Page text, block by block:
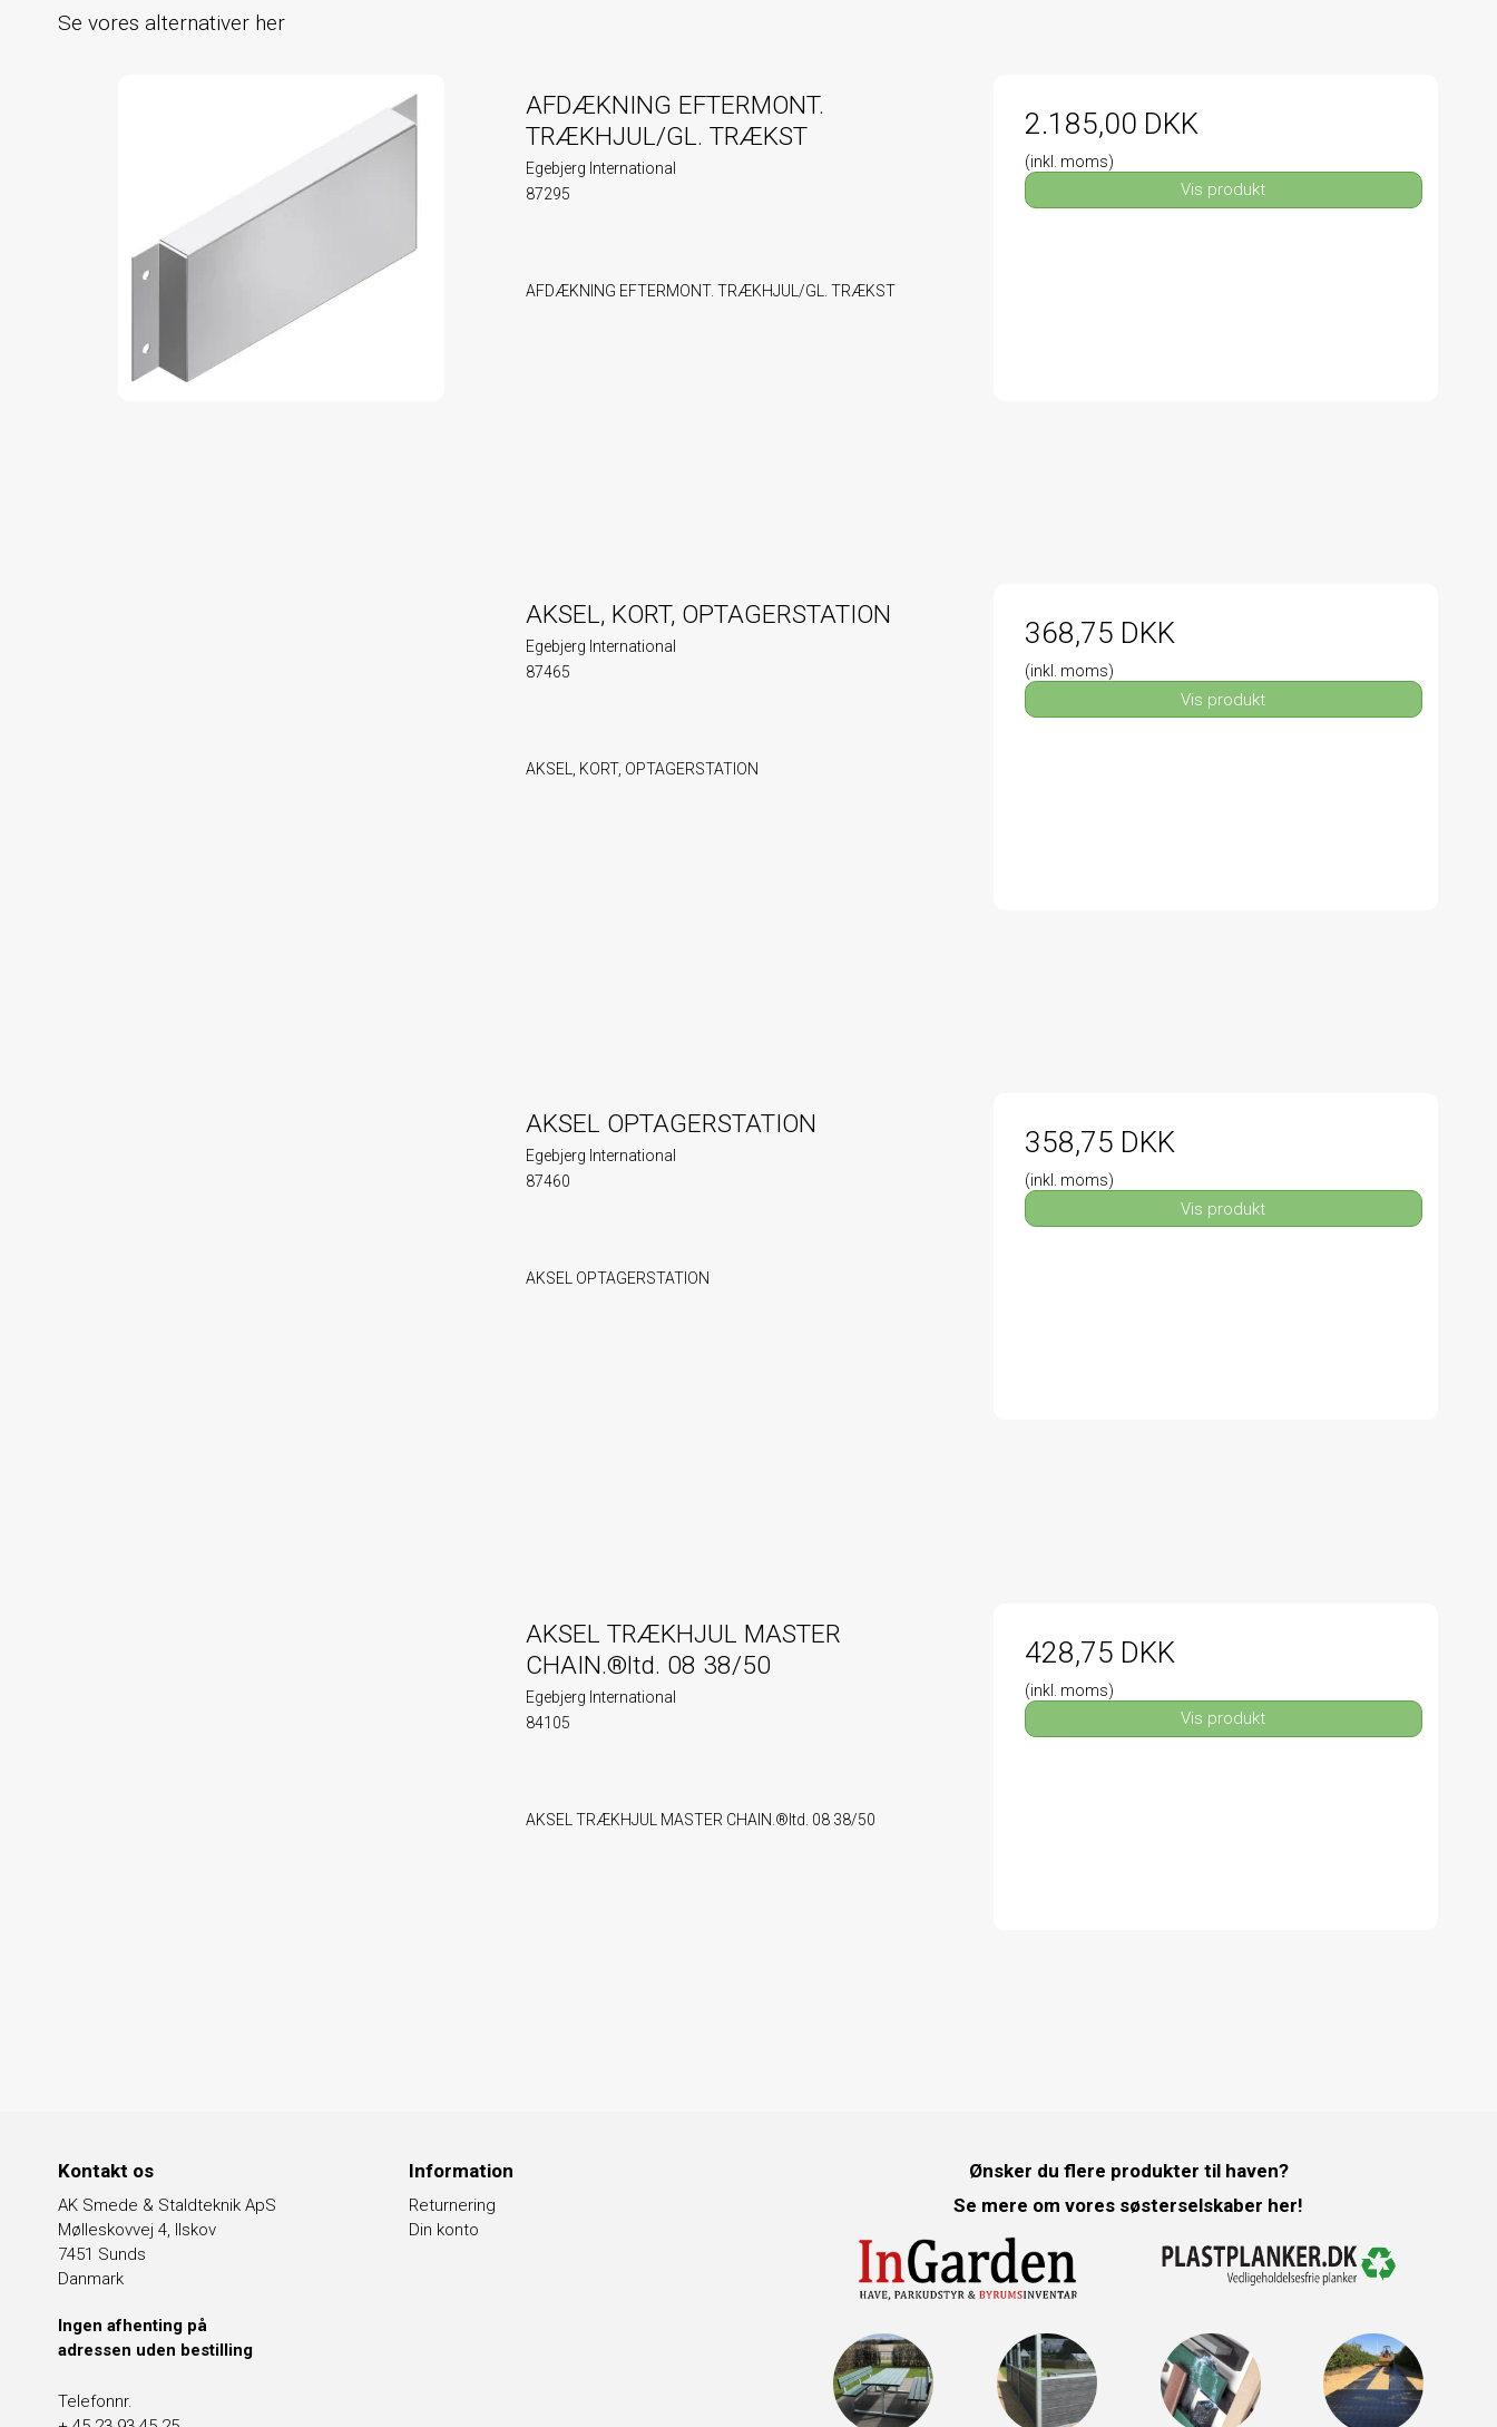
Se vores alternativer her
AFDÆKNING EFTERMONT.
TRÆKHJUL/GL. TRÆKST
Egebjerg International
87295
AFDÆKNING EFTERMONT. TRÆKHJUL/GL. TRÆKST
2.185,00 DKK
(inkl. moms)
Vis produkt
AKSEL, KORT, OPTAGERSTATION
Egebjerg International
87465
AKSEL, KORT, OPTAGERSTATION
368,75 DKK
(inkl. moms)
Vis produkt
AKSEL OPTAGERSTATION
Egebjerg International
87460
AKSEL OPTAGERSTATION
358,75 DKK
(inkl. moms)
Vis produkt
AKSEL TRÆKHJUL MASTER
CHAIN.®ltd. 08 38/50
Egebjerg International
84105
AKSEL TRÆKHJUL MASTER CHAIN.®ltd. 08 38/50
428,75 DKK
(inkl. moms)
Vis produkt
Kontakt os
AK Smede & Staldteknik ApS
Mølleskovvej 4, Ilskov
7451 Sunds
Danmark
Ingen afhenting på
adressen uden bestilling
Telefonnr.
Information
Returnering
Din konto
Ønsker du flere produkter til haven?
Se mere om vores søsterselskaber her!